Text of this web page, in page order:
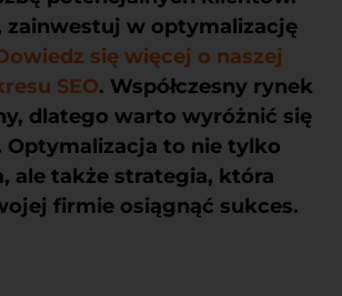
zainwestuj w optymalizację
się więcej o naszej
SEO. Współczesny rynek
dlatego warto wyróżnić się
Optymalizacja to nie tylko
ale także strategia, która
firmie osiągnąć sukces.